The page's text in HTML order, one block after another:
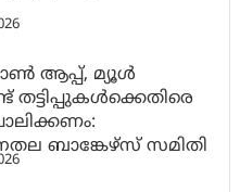
ആപ്പ്, മ്യൂൾ
ബാങ്കേഴ്സ് സമിതി